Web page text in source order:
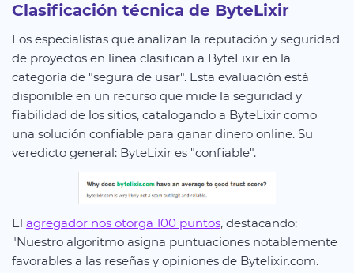
Clasificación técnica de ByteLixir
Los especialistas que analizan la reputación y seguridad
de proyectos en línea clasifican a ByteLixir en la
categoría de "segura de usar". Esta evaluación está
disponible en un recurso que mide la seguridad y
fiabilidad de los sitios, catalogando a ByteLixir como
una solución confiable para ganar dinero online. Su
veredicto general: ByteLixir es "confiable".
El agregador nos otorga 100 puntos, destacando:
"Nuestro algoritmo asigna puntuaciones notablemente
favorables a las reseñas y opiniones de Bytelixir.com.